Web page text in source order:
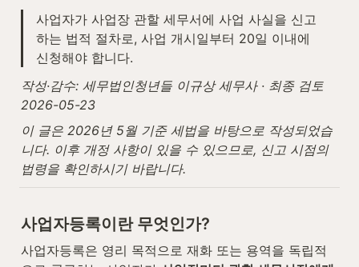
사업자가 사업장 관할 세무서에 사업 사실을 신고
하는 법적 절차로, 사업 개시일부터 20일 이내에
신청해야 합니다.
작성·감수: 세무법인청년들 이규상 세무사 · 최종 검토
2026-05-23
이 글은 2026년 5월 기준 세법을 바탕으로 작성되었습
니다. 이후 개정 사항이 있을 수 있으므로, 신고 시점의
법령을 확인하시기 바랍니다.
사업자등록이란 무엇인가?
사업자등록은 영리 목적으로 재화 또는 용역을 독립적